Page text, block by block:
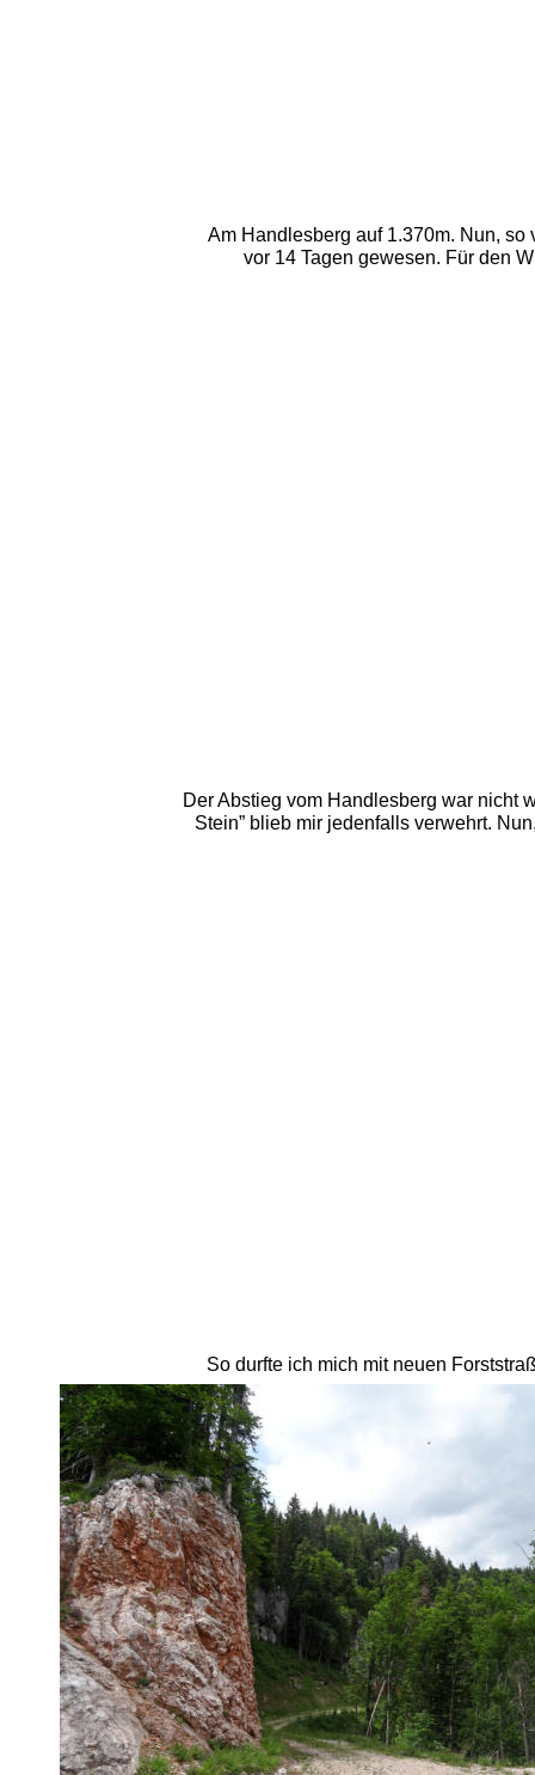
Am Handlesberg auf 1.370m. Nun,
vor 14 Tagen gewesen. Für den
Der Abstieg vom Handlesberg war nicht
Stein” blieb mir jedenfalls verwehrt.
So durfte ich mich mit neuen